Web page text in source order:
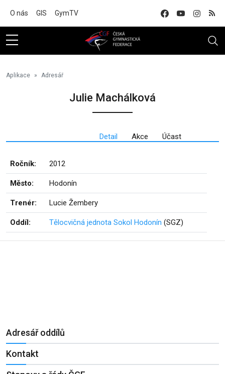
O nás GIS GymTV
Aplikace Adresář
Julie Machálková
Detail Akce Účast
Ročník: 2012
Město: Hodonín
Trenér: Lucie Žembery
Oddíl: Tělocvičná jednota Sokol Hodonín (SGZ)
Adresář oddílů
Kontakt